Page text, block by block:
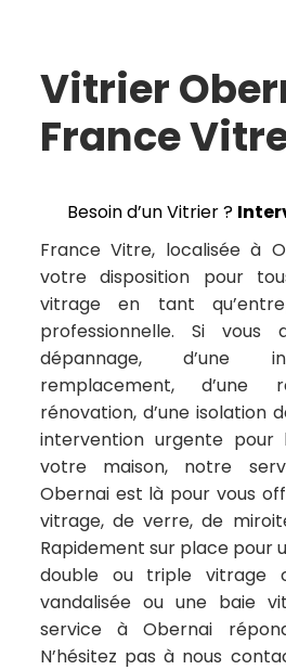
Vitrier
France
Besoin d’un Vitrier ?
France Vitre, localisée à
votre disposition pour
vitrage en tant
professionnelle. Si vous
dépannage, d’une
remplacement, d’une
rénovation, d’une isolation
intervention urgente pour
votre maison, notre
Obernai est là pour vous
vitrage, de verre, de
Rapidement sur place pour
double ou triple vitrage
vandalisée ou une baie
service à Obernai
N’hésitez pas à nous